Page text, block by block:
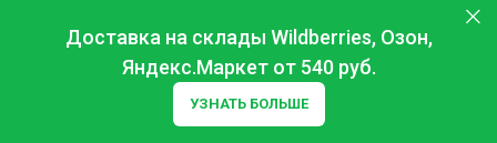
Доставка на склады Wildberries, Озон,
Яндекс.Маркет от 540 руб.
УЗНАТЬ БОЛЬШЕ